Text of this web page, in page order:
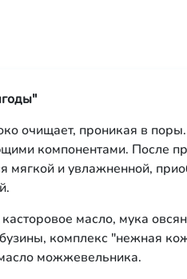
очищает, проникая в поры.
компонентами. После
мягкой и увлажненной,
масло, мука
комплекс "нежная
можжевельника.